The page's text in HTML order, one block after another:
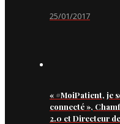
25/01/2017
« #MoiPatient, je
connecté »,
2.0 et Directeur